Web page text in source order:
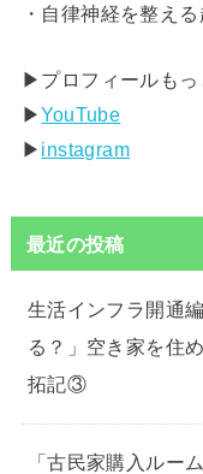
・自律神経を整える
▶︎プロフィールもっ
▶︎YouTube
▶︎ instagram
最近の投稿
生活インフラ開通
る？」空き家を住
拓記③
「古民家購入ルー